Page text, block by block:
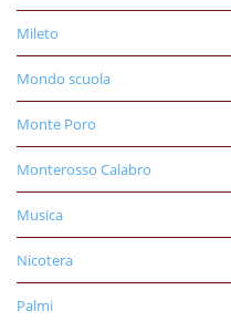
Mileto
Mondo scuola
Monte Poro
Monterosso Calabro
Musica
Nicotera
Palmi